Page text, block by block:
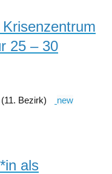
25 – 30
Bezirk) new
als